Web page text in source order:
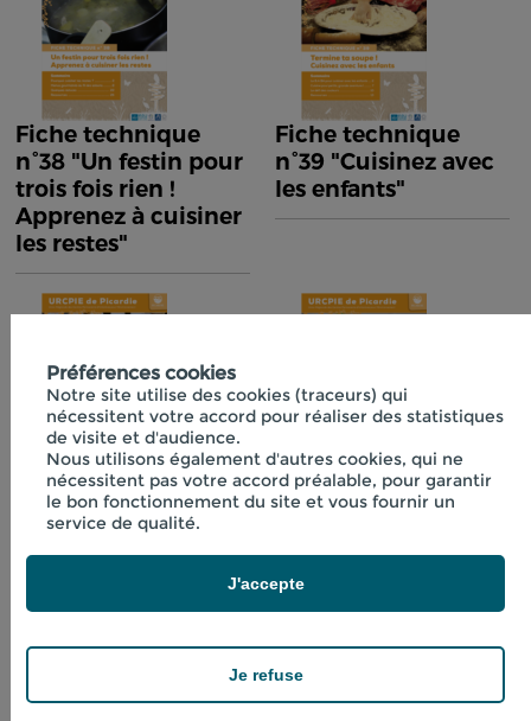
Fiche technique
n°38 "Un festin pour
trois fois rien !
Apprenez à cuisiner
les restes"
Fiche technique
n°39 "Cuisinez avec
les enfants"
Fiche technique
n°40 "Initiation à la
lactofermentation"
Fiche technique
n°41 "Boissons
Préférences cookies
Notre site utilise des cookies (traceurs) qui
nécessitent votre accord pour réaliser des statistiques
de visite et d'audience.
Nous utilisons également d'autres cookies, qui ne
nécessitent pas votre accord préalable, pour garantir
le bon fonctionnement du site et vous fournir un
service de qualité.
Je refuse
J'accepte